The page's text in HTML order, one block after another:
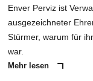
Enver Perviz ist
ausgezeichneter
Stürmer, warum für
war.
Mehr lesen